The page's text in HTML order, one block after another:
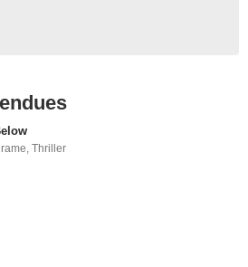
,Thriller